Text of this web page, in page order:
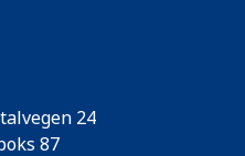
24
87